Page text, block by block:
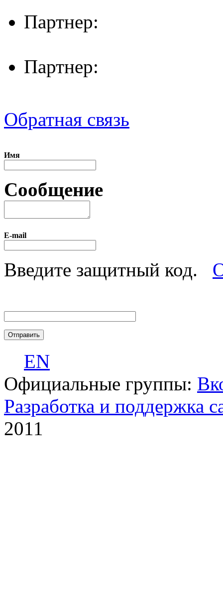
Партнер:
Партнер:
Обратная связь
Имя
Сообщение
E-mail
Введите защитный код.
EN
Официальные группы:
Разработка и поддержка
2011